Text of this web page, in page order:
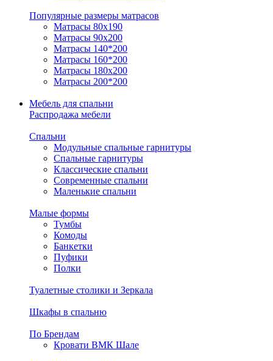
Популярные размеры матрасов
Матрасы 80x190
Матрасы 90x200
Матрасы 140*200
Матрасы 160*200
Матрасы 180x200
Матрасы 200*200
Мебель для спальни
Распродажа мебели
Спальни
Модульные спальные гарнитуры
Спальные гарнитуры
Классические спальни
Современные спальни
Маленькие спальни
Малые формы
Тумбы
Комоды
Банкетки
Пуфики
Полки
Туалетные столики и Зеркала
Шкафы в спальню
По Брендам
Кровати ВМК Шале